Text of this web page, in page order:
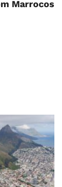
Marrocos